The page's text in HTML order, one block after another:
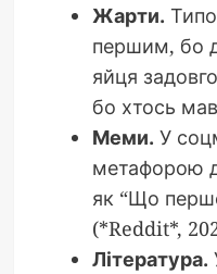
Жарти.
першим, бо
яйця
бо хтось
Меми. У
метафорою
як “Що
(*Reddit*,
Література.